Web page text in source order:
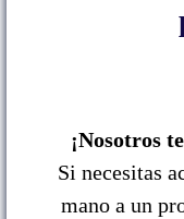
¡Nosotros
Si necesitas
mano a un